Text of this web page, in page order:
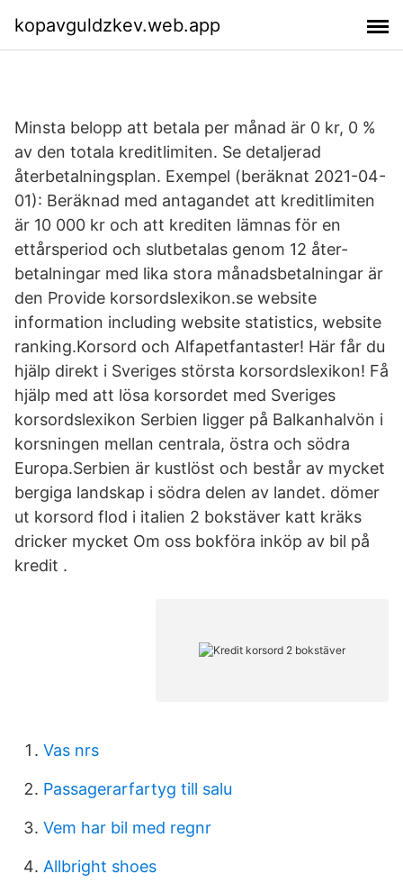
kopavguldzkev.web.app
Minsta belopp att betala per månad är 0 kr, 0 %
av den totala kreditlimiten. Se detaljerad
återbetalningsplan. Exempel (beräknat 2021-04-
01): Beräknad med antagandet att kredit­limiten
är 10 000 kr och att krediten lämnas för en
ettårsperiod och slutbetalas genom 12 åter­
betalningar med lika stora månadsbetalningar är
den Provide korsordslexikon.se website
information including website statistics, website
ranking.Korsord och Alfapetfantaster! Här får du
hjälp direkt i Sveriges största korsordslexikon! Få
hjälp med att lösa korsordet med Sveriges
korsordslexikon Serbien ligger på Balkanhalvön i
korsningen mellan centrala, östra och södra
Europa.Serbien är kustlöst och består av mycket
bergiga landskap i södra delen av landet. dömer
ut korsord flod i italien 2 bokstäver katt kräks
dricker mycket Om oss bokföra inköp av bil på
kredit .
Vas nrs
Passagerarfartyg till salu
Vem har bil med regnr
Allbright shoes